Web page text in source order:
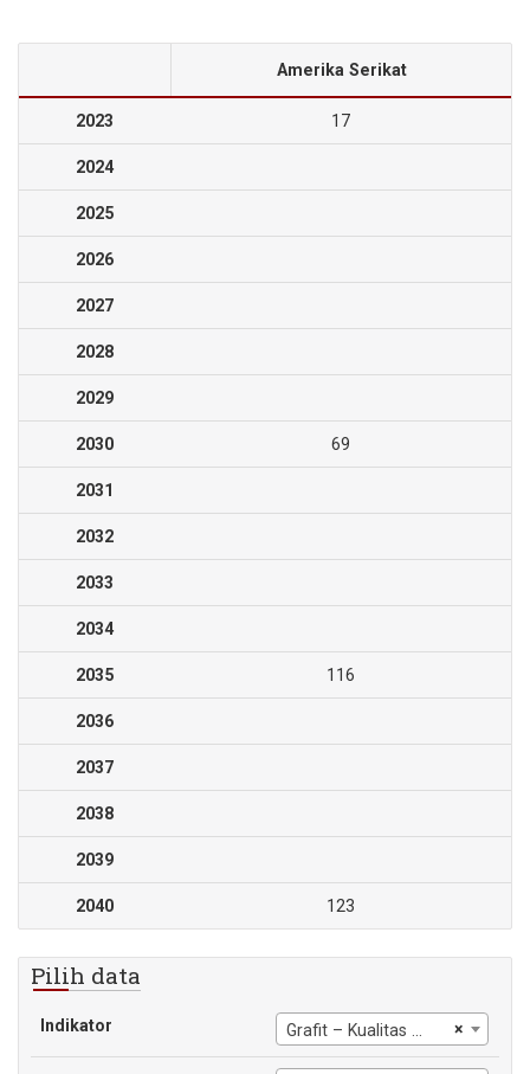
Amerika Serikat
2023 17
2024
2025
2026
2027
2028
2029
2030 69
2031
2032
2033
2034
2035 116
2036
2037
2038
2039
2040 123
Pilih data
Indikator ×
Grafit – Kualitas baterai